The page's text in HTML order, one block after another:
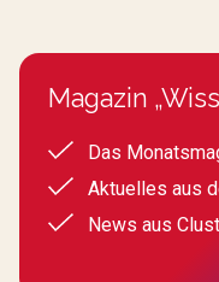
Magazin
Das
Aktuelles aus
News aus